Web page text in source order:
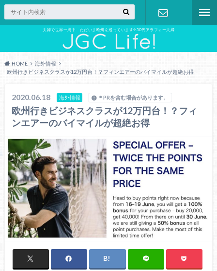
夫婦で世界一周中 ただいま欧州を巡っています✈︎30代アラフォー夫婦
お問い合わ
HOME
海外情報
欧州行きビジネスクラスが12万円台！？フィンエアーのバイマイルが超絶お得
2020.06.18 海外情報 ＊PRを含む場合があります。
欧州行きビジネスクラスが12万円台！？フィ
ンエアーのバイマイルが超絶お得